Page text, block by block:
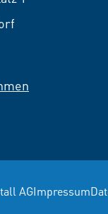
AGImpressum